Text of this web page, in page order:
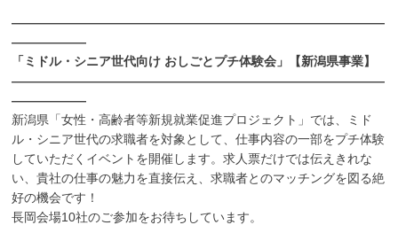
――――――――――――――――――――――――――――――
――――――
「ミドル・シニア世代向け おしごとプチ体験会」【新潟県事業】
――――――――――――――――――――――――――――――
――――――
新潟県「女性・高齢者等新規就業促進プロジェクト」では、ミド
ル・シニア世代の求職者を対象として、仕事内容の一部をプチ体験
していただくイベントを開催します。求人票だけでは伝えきれな
い、貴社の仕事の魅力を直接伝え、求職者とのマッチングを図る絶
好の機会です！
長岡会場10社のご参加をお待ちしています。